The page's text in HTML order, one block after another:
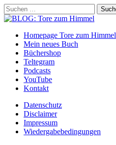
Suchen
nach:
Main
menu
Skip
content
Homepage Tore zum Himmel
Mein neues Buch
Büchershop
Teltegram
Podcasts
YouTube
Kontakt
Sub
menu
Datenschutz
Disclaimer
Impressum
Wiedergabebedingungen